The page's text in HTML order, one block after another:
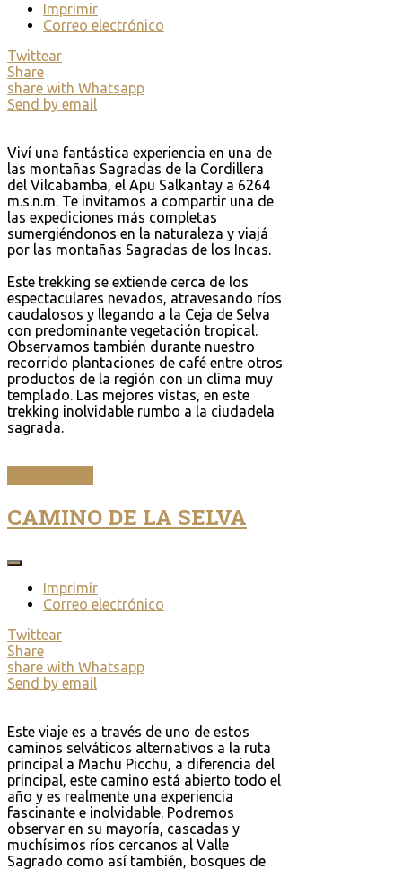
Imprimir
Correo electrónico
Twittear
Share
share with Whatsapp
Send by email
Viví una fantástica experiencia en una de
las montañas Sagradas de la Cordillera
del Vilcabamba, el Apu Salkantay a 6264
m.s.n.m. Te invitamos a compartir una de
las expediciones más completas
sumergiéndonos en la naturaleza y viajá
por las montañas Sagradas de los Incas.
Este trekking se extiende cerca de los
espectaculares nevados, atravesando ríos
caudalosos y llegando a la Ceja de Selva
con predominante vegetación tropical.
Observamos también durante nuestro
recorrido plantaciones de café entre otros
productos de la región con un clima muy
templado. Las mejores vistas, en este
trekking inolvidable rumbo a la ciudadela
sagrada.
CAMINO DE LA SELVA
Imprimir
Correo electrónico
Twittear
Share
share with Whatsapp
Send by email
Este viaje es a través de uno de estos
caminos selváticos alternativos a la ruta
principal a Machu Picchu, a diferencia del
principal, este camino está abierto todo el
año y es realmente una experiencia
fascinante e inolvidable. Podremos
observar en su mayoría, cascadas y
muchísimos ríos cercanos al Valle
Sagrado como así también, bosques de